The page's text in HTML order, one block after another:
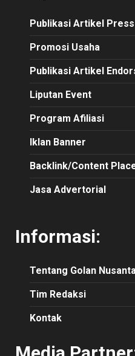
Publikasi Artikel
Promosi Usaha
Publikasi Artikel
Liputan Event
Program Afiliasi
Iklan Banner
Backlink/Content
Jasa Advertorial
Informasi:
Tentang Golan
Tim Redaksi
Kontak